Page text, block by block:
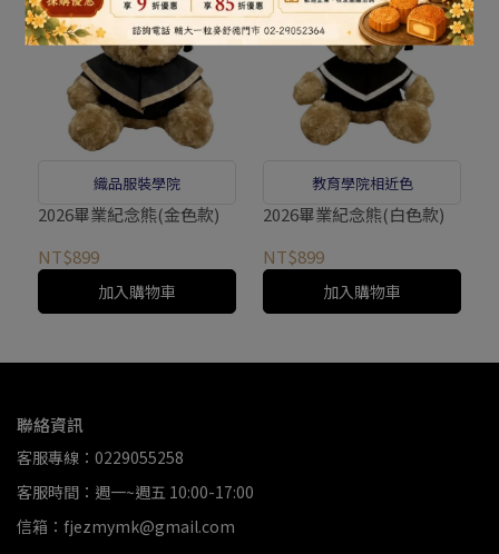
織品服裝學院
2026畢業紀念熊(金色款)
NT$899
加入購物車
教育學院相近色
2026畢業紀念熊(白色款)
NT$899
加入購物車
聯絡資訊
客服專線：0229055258
客服時間：週一~週五 10:00-17:00
信箱：fjezmymk@gmail.com